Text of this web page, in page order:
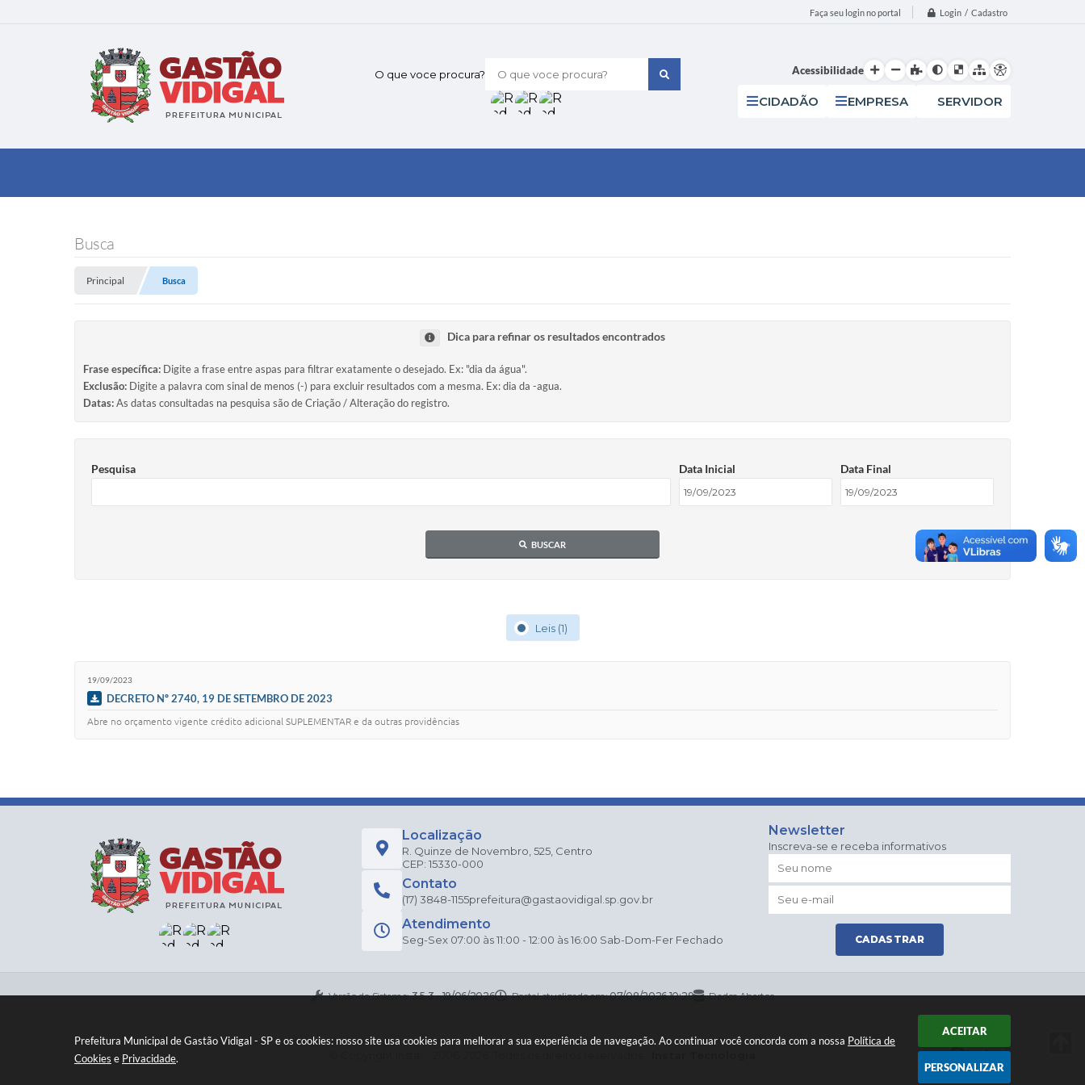
Prefeitura Municipal de Gastão Vidigal - SP e os cookies: nosso site usa cookies para melhorar a sua experiência de navegação. Ao continuar você concorda com a nossa Política de
Cookies e Privacidade.
ACEITAR
PERSONALIZAR
Faça seu login no portal Login / Cadastro
O que voce procura? Acessibilidade
CIDADÃO EMPRESA SERVIDOR
Busca
Principal Busca
Dica para refinar os resultados encontrados
Frase específica: Digite a frase entre aspas para filtrar exatamente o desejado. Ex: "dia da água".
Exclusão: Digite a palavra com sinal de menos (-) para excluir resultados com a mesma. Ex: dia da -agua.
Datas:As datas consultadas na pesquisa são de Criação / Alteração do registro.
Pesquisa Data Inicial Data Final
BUSCAR
Leis (1)
19/09/2023
DECRETO Nº 2740, 19 DE SETEMBRO DE 2023
Abre no orçamento vigente crédito adicional SUPLEMENTAR e da outras providências
Localização
R. Quinze de Novembro, 525, Centro
CEP: 15330-000
Contato
(17) 3848-1155prefeitura@gastaovidigal.sp.gov.br
Atendimento
Seg-Sex 07:00 às 11:00 - 12:00 às 16:00 Sab-Dom-Fer Fechado
Newsletter
Inscreva-se e receba informativos
CADASTRAR
Versão do Sistema:3.5.3 - 19/06/2026 Portal atualizado em:07/08/2026 10:29 Dados Abertos